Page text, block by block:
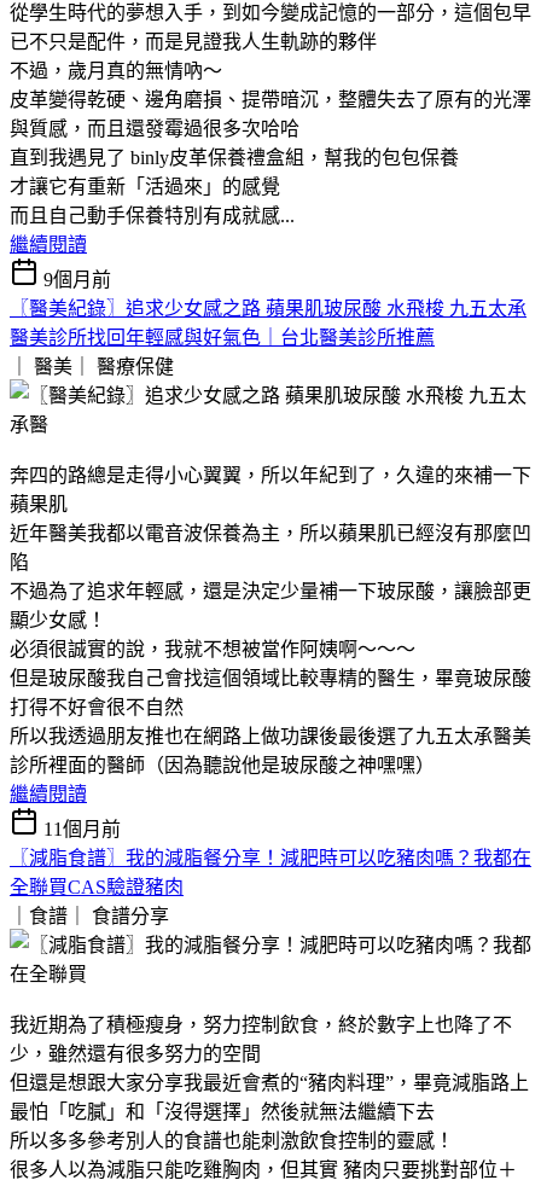
從學生時代的夢想入手，到如今變成記憶的一部分，這個包早
已不只是配件，而是見證我人生軌跡的夥伴
不過，歲月真的無情吶～
皮革變得乾硬、邊角磨損、提帶暗沉，整體失去了原有的光澤
與質感，而且還發霉過很多次哈哈
直到我遇見了 binly皮革保養禮盒組，幫我的包包保養
才讓它有重新「活過來」的感覺
而且自己動手保養特別有成就感...
繼續閱讀
9個月前
〖醫美紀錄〗追求少女感之路 蘋果肌玻尿酸 水飛梭 九五太承
醫美診所找回年輕感與好氣色｜台北醫美診所推薦
｜ 醫美｜ 醫療保健
奔四的路總是走得小心翼翼，所以年紀到了，久違的來補一下
蘋果肌
近年醫美我都以電音波保養為主，所以蘋果肌已經沒有那麼凹
陷
不過為了追求年輕感，還是決定少量補一下玻尿酸，讓臉部更
顯少女感！
必須很誠實的說，我就不想被當作阿姨啊～～～
但是玻尿酸我自己會找這個領域比較專精的醫生，畢竟玻尿酸
打得不好會很不自然
所以我透過朋友推也在網路上做功課後最後選了九五太承醫美
診所裡面的醫師（因為聽說他是玻尿酸之神嘿嘿）
繼續閱讀
11個月前
〖減脂食譜〗我的減脂餐分享！減肥時可以吃豬肉嗎？我都在
全聯買CAS驗證豬肉
｜食譜｜ 食譜分享
我近期為了積極瘦身，努力控制飲食，終於數字上也降了不
少，雖然還有很多努力的空間
但還是想跟大家分享我最近會煮的“豬肉料理”，畢竟減脂路上
最怕「吃膩」和「沒得選擇」然後就無法繼續下去
所以多多參考別人的食譜也能刺激飲食控制的靈感！
很多人以為減脂只能吃雞胸肉，但其實 豬肉只要挑對部位＋